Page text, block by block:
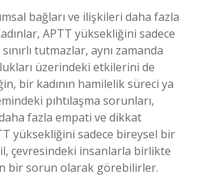
bağları ve ilişkileri daha fazla
APTT yüksekliğini sadece
tutmazlar, aynı zamanda
üzerindeki etkilerini de
bir kadının hamilelik süreci ya
pıhtılaşma sorunları,
fazla empati ve dikkat
yüksekliğini sadece bireysel bir
çevresindeki insanlarla birlikte
bir sorun olarak görebilirler.